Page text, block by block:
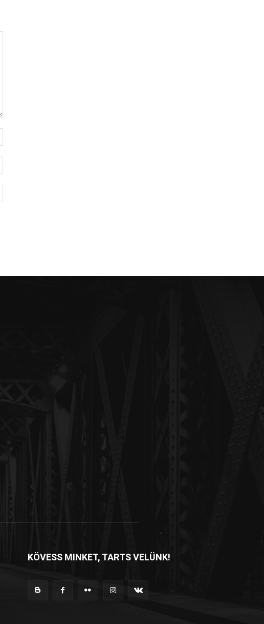
KÖVESS MINKET, TARTS VELÜNK!